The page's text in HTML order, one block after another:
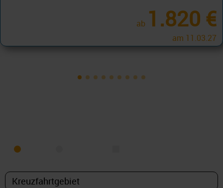
ab558 €